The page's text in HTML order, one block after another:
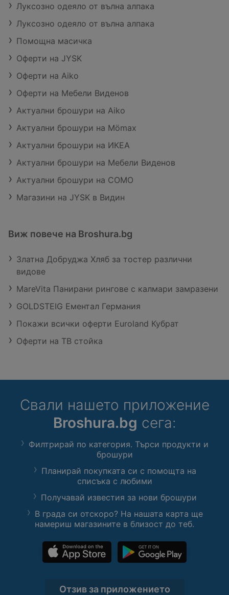
Луксозно одеяло от вълна алпака
Луксозно одеяло от вълна алпака
Помощна масичка
Оферти на JYSK
Оферти на Aiko
Оферти на Мебели Виденов
Актуални брошури на Aiko
Актуални брошури на Mömax
Актуални брошури на ИКЕА
Актуални брошури на Мебели Виденов
Актуални брошури на COMO
Магазини на JYSK в Видин
Виж повече на Broshura.bg
Златна Добруджа Хляб за тостер различни
видове
MareVita Панирани рингове с калмари замразени
GOLDSTEIG Ементал Германия
Покажи всички оферти Euroland Кубрат
Оферти на ТВ стойка
Свали нашето приложение
Broshura.bg сега:
Филтрирай по категория. Търси продукти и
брошури
Планирай покупката си с помощта на
списъка с любими
Получавай известия за нови брошури
В града си отскоро? На нашата карта ще
намериш магазините в близост до теб.
Отзив за приложението